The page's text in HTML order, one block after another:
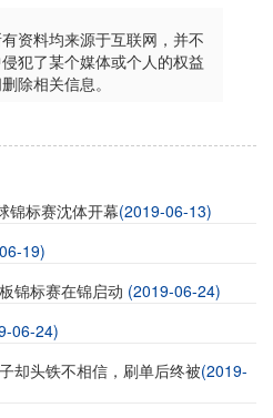
资料均来源于互联网，并不
犯了某个媒体或个人的权益
除相关信息。
锦标赛沈体开幕(2019-06-13)
19)
锦标赛在锦启动 (2019-06-24)
06-24)
却头铁不相信，刷单后终被(2019-